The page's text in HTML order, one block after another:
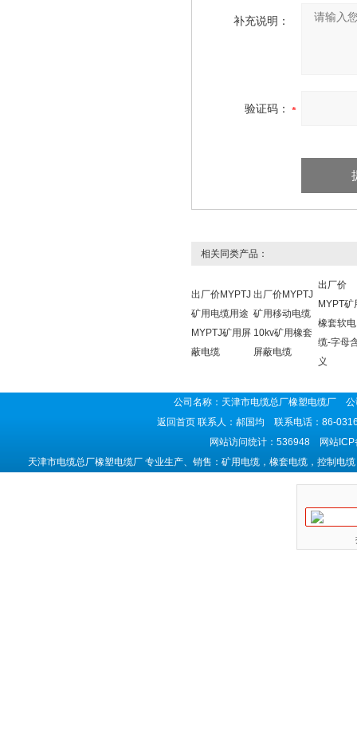
补充说明：
验证码：
相关同类产品：
出厂价MYPTJ
矿用电缆用途
MYPTJ矿用屏
蔽电缆
出厂价MYPTJ
矿用移动电缆
10kv矿用橡套
屏蔽电缆
出厂价
MYPT矿
橡套软电
缆-字母
义
公司名称：天津市电缆总厂橡塑电缆厂
返回首页联系人：郝国均 联系电话：86-
网站访问统计：536948 网站ICP
天津市电缆总厂橡塑电缆厂 专业生产、销售：矿用电缆，橡套电缆，控制电